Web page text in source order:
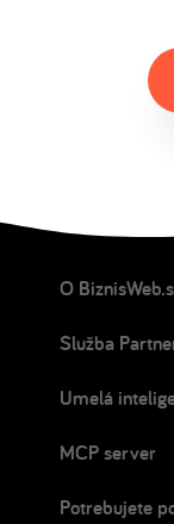
O
Služba
Umelá
MCP server
Potrebujete